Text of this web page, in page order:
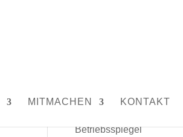
MITMACHEN KONTAKT
Betriebsspiegel